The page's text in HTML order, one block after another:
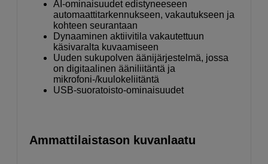
AI-ominaisuudet edistyneeseen
automaattitarkennukseen, vakautukseen ja
kohteen seurantaan
Dynaaminen aktiivitila vakautettuun
käsivaralta kuvaamiseen
Uuden sukupolven äänijärjestelmä, jossa
on digitaalinen ääniliitäntä ja
mikrofoni-/kuulokeliitäntä
USB-suoratoisto-ominaisuudet
Ammattilaistason kuvanlaatu